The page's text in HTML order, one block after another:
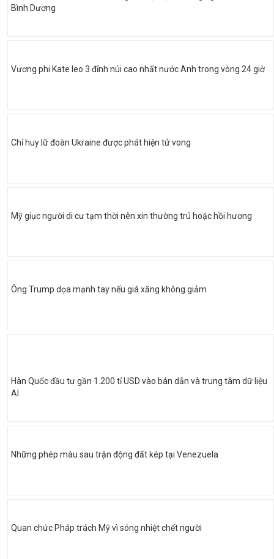
Bình Dương
Vương phi Kate leo 3 đỉnh núi cao nhất nước Anh trong vòng 24 giờ
Chỉ huy lữ đoàn Ukraine được phát hiện tử vong
Mỹ giục người di cư tạm thời nên xin thường trú hoặc hồi hương
Ông Trump dọa mạnh tay nếu giá xăng không giảm
Hàn Quốc đầu tư gần 1.200 tỉ USD vào bán dẫn và trung tâm dữ liệu
AI
Những phép màu sau trận động đất kép tại Venezuela
Quan chức Pháp trách Mỹ vì sóng nhiệt chết người